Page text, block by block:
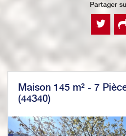
Partager
Maison 145 m² - 7
(44340)